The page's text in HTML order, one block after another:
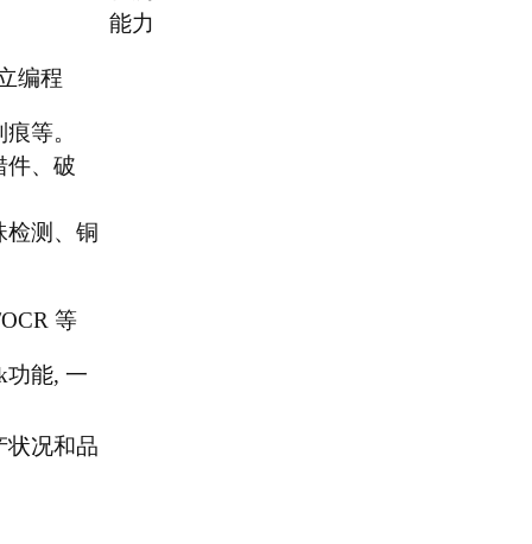
能力
编程
等。
件、破
检测、铜
等
功能, 一
状况和品